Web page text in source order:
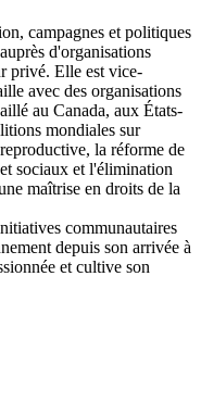
campagnes et politiques
d'organisations
privé. Elle est vice-
avec des organisations
au Canada, aux États-
mondiales sur
la réforme de
sociaux et l'élimination
maîtrise en droits de la
communautaires
depuis son arrivée à
et cultive son